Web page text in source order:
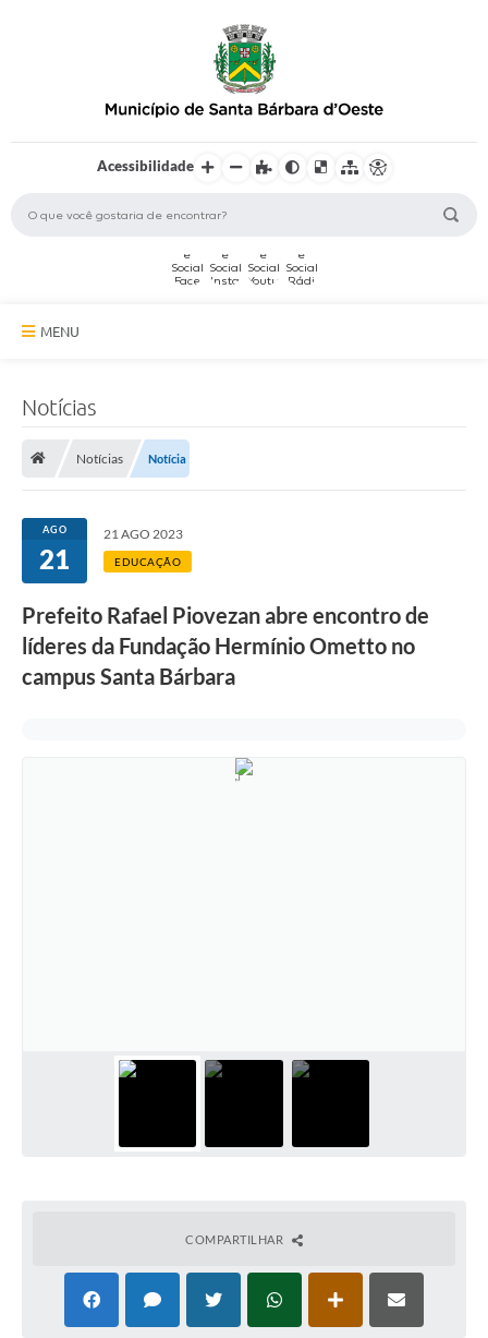
Acessibilidade
MENU
Serviços Online
Transparência
Legislação
Covid-19
Notícias
Galeria de Vídeos
Notícias
Notícias Notícia
AGO
21
21 AGO 2023
EDUCAÇÃO
Prefeito Rafael Piovezan abre encontro de
líderes da Fundação Hermínio Ometto no
campus Santa Bárbara
COMPARTILHAR